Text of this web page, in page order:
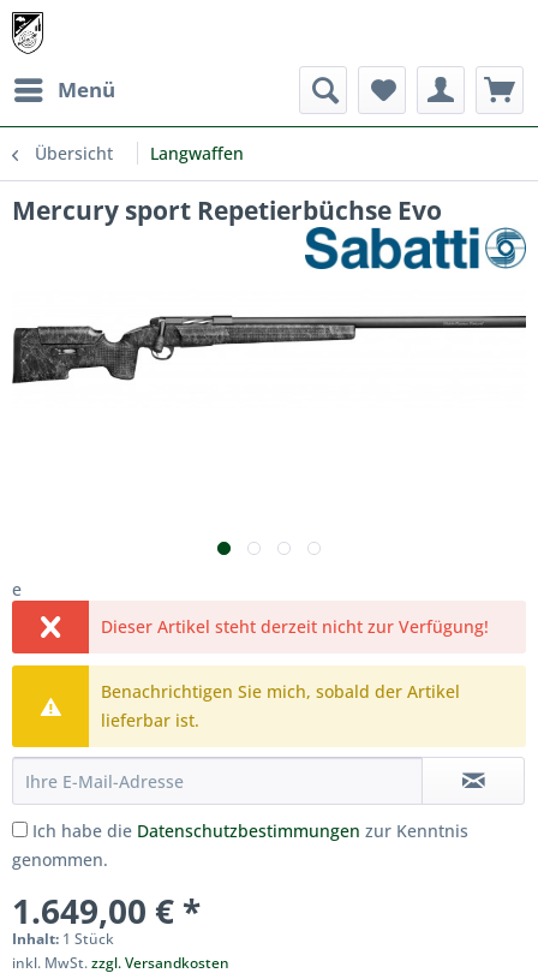
Menü
Übersicht Langwaffen
Mercury sport Repetierbüchse Evo
e
Dieser Artikel steht derzeit nicht zur Verfügung!
Benachrichtigen Sie mich, sobald der Artikel
lieferbar ist.
Ich habe die Datenschutzbestimmungen zur Kenntnis
genommen.
1.649,00 € *
Inhalt: 1 Stück
inkl. MwSt.zzgl. Versandkosten